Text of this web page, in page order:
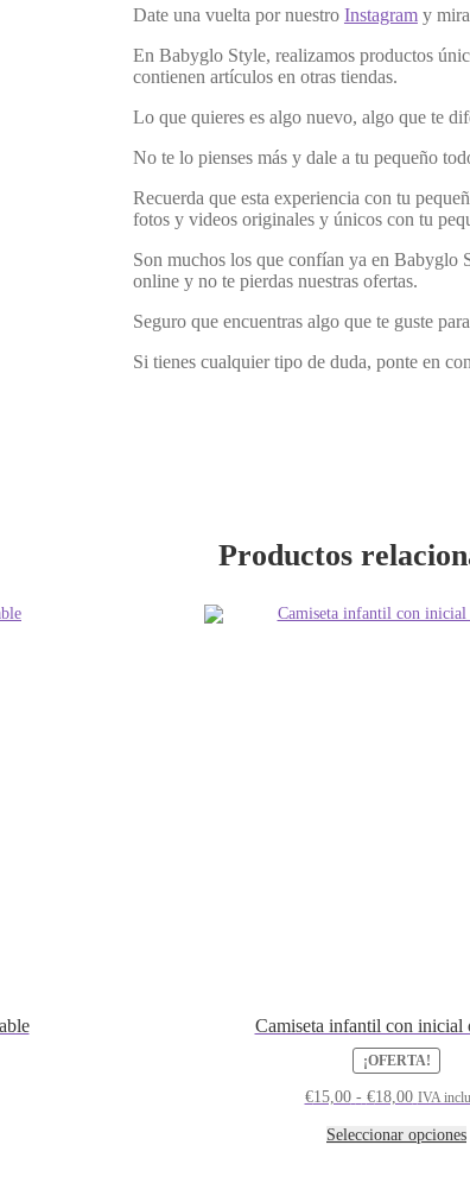
Date una vuelta por nuestro Instagramy mira
En Babyglo Style, realizamos productos
contienen artículos en otras tiendas.
Lo que quieres es algo nuevo, algo que te
No te lo pienses más y dale a tu pequeño
Recuerda que esta experiencia con tu
fotos y videos originales y únicos con tu
Son muchos los que confían ya en Babyglo
online y no te pierdas nuestras ofertas.
Seguro que encuentras algo que te guste
Si tienes cualquier tipo de duda, ponte en
Productos
Camiseta infantil con inicial
¡OFERTA!
€15,00 - €18,00Rango
precios:
IVA
Seleccionar opciones